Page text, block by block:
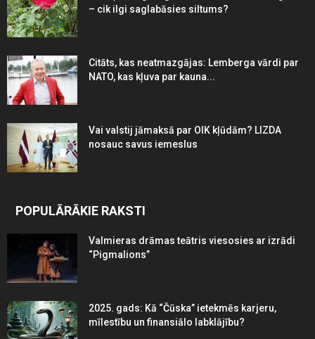
– cik ilgi saglabāsies siltums?
Citāts, kas neatmazgājas: Lemberga vārdi par
NATO, kas kļuva par kauna...
Vai valstij jāmaksā par OIK kļūdām? LIZDA
nosauc savus iemeslus
POPULĀRĀKIE RAKSTI
Valmieras drāmas teātris viesosies ar izrādi
“Pigmalions”
2025. gads: Kā “Čūska” ietekmēs karjeru,
mīlestību un finansiālo labklājību?